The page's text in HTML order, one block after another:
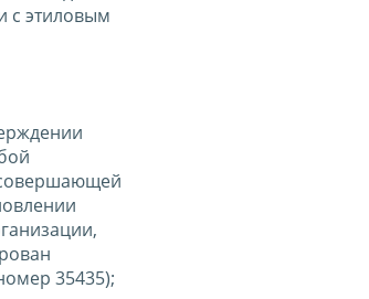
с этиловым
совершающей
35435);